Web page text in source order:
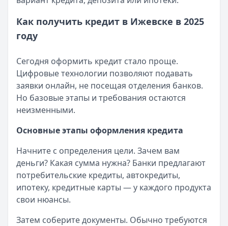
Ошибка в кредитной истории: как найти, оспорить и
Кратко:Ошибка в кредитной истории способна
Категория:Кредиты
Читать новость
Как избавиться от долгов без банкротства в 2025 году
Кратко:Если у вас возникли сложности с выплатой
Опубликовано:2 сентября 2025 г.
Читать новость
«Период охлаждения» по кредитам: что изменится с 1
Кратко:Новый закон вводит обязательную паузу
Опубликовано:1 сентября 2025 г.
Категория:Кредиты
Читать новость
Как получить кредит в Ижевске в 2025
году
Сегодня оформить кредит стало проще.
Цифровые технологии позволяют подавать
заявки онлайн, не посещая отделения банков.
Но базовые этапы и требования остаются
неизменными.
Основные этапы оформления кредита
Начните с определения цели. Зачем вам
деньги? Какая сумма нужна? Банки предлагают
потребительские кредиты, автокредиты,
ипотеку, кредитные карты — у каждого продукта
свои нюансы.
Затем соберите документы. Обычно требуются